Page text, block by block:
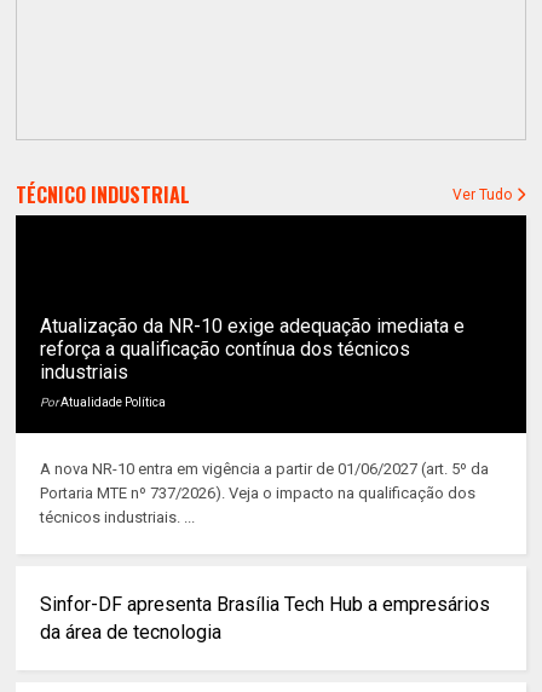
TÉCNICO INDUSTRIAL Ver Tudo
Atualização da NR-10 exige adequação imediata e
reforça a qualificação contínua dos técnicos
industriais
PorAtualidade Política
A nova NR-10 entra em vigência a partir de 01/06/2027 (art. 5º da
Portaria MTE nº 737/2026). Veja o impacto na qualificação dos
técnicos industriais. ...
Sinfor-DF apresenta Brasília Tech Hub a empresários
da área de tecnologia